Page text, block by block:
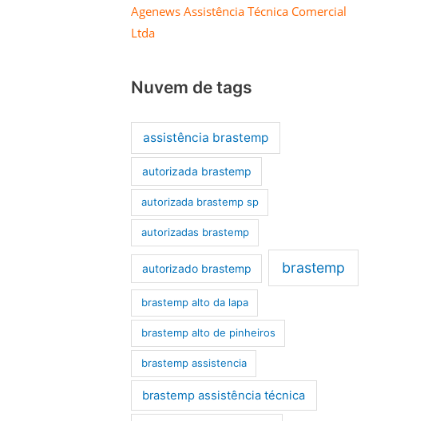
Agenews Assistência Técnica Comercial
Ltda
Nuvem de tags
assistência brastemp
autorizada brastemp
autorizada brastemp sp
autorizadas brastemp
autorizado brastemp brastemp
brastemp alto da lapa
brastemp alto de pinheiros
brastemp assistencia
brastemp assistência técnica